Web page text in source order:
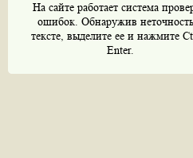
На сайте работает система
ошибок. Обнаружив
тексте, выделите ее и нажмите
Enter.